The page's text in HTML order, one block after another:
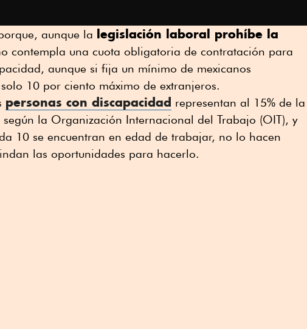
aunque la legislación laboral prohíbe la
contempla una cuota obligatoria de contratación para
aunque si fija un mínimo de mexicanos
10 por ciento máximo de extranjeros.
personas con discapacidad representan al 15% de la
la Organización Internacional del Trabajo (OIT), y
10 se encuentran en edad de trabajar, no lo hacen
las oportunidades para hacerlo.